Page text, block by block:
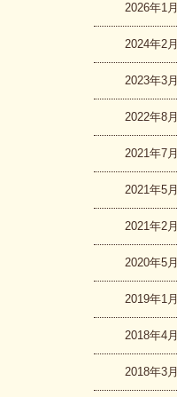
2026年1月
2024年2月
2023年3月
2022年8月
2021年7月
2021年5月
2021年2月
2020年5月
2019年1月
2018年4月
2018年3月